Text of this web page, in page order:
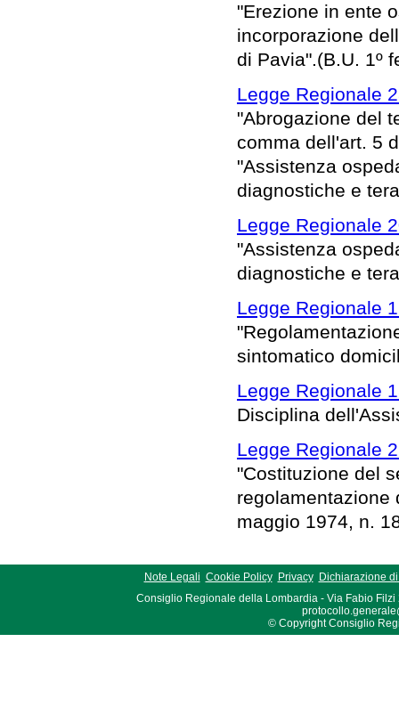
"Erezione in ente
incorporazione
di Pavia".(B.U. 1º
Legge Regionale
"Abrogazione del
comma dell'art. 5
"Assistenza
diagnostiche e
Legge Regionale
"Assistenza
diagnostiche e
Legge Regionale
sintomatico
Legge Regionale
Disciplina
Legge Regionale
"Costituzione del
regolamentazione
maggio 1974, n.
Note Legali Cookie Policy Privacy
Dichiarazione
Consiglio Regionale della Lombardia - Via Fabio Filzi
© Copyright Consiglio